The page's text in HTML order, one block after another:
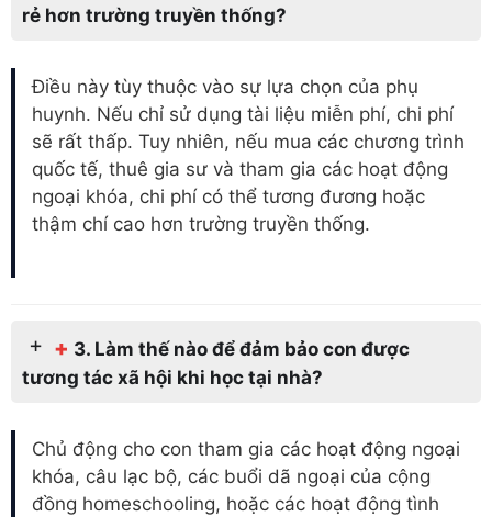
rẻ hơn trường truyền thống?
Điều này tùy thuộc vào sự lựa chọn của phụ
huynh. Nếu chỉ sử dụng tài liệu miễn phí, chi phí
sẽ rất thấp. Tuy nhiên, nếu mua các chương trình
quốc tế, thuê gia sư và tham gia các hoạt động
ngoại khóa, chi phí có thể tương đương hoặc
thậm chí cao hơn trường truyền thống.
+ 3. Làm thế nào để đảm bảo con được
tương tác xã hội khi học tại nhà?
Chủ động cho con tham gia các hoạt động ngoại
khóa, câu lạc bộ, các buổi dã ngoại của cộng
đồng homeschooling, hoặc các hoạt động tình